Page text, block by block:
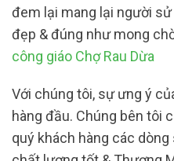
đem lại mang lại người
đẹp & đúng như mong
công giáo Chợ Rau Dừa
Với chúng tôi, sự ưng ý
hàng đầu. Chúng bên tôi
quý khách hàng các